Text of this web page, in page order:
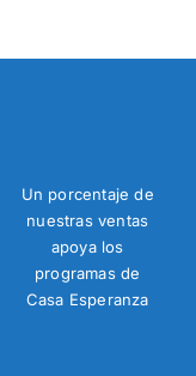
Un porcentaje de
nuestras ventas
apoya los
programas de
Casa Esperanza